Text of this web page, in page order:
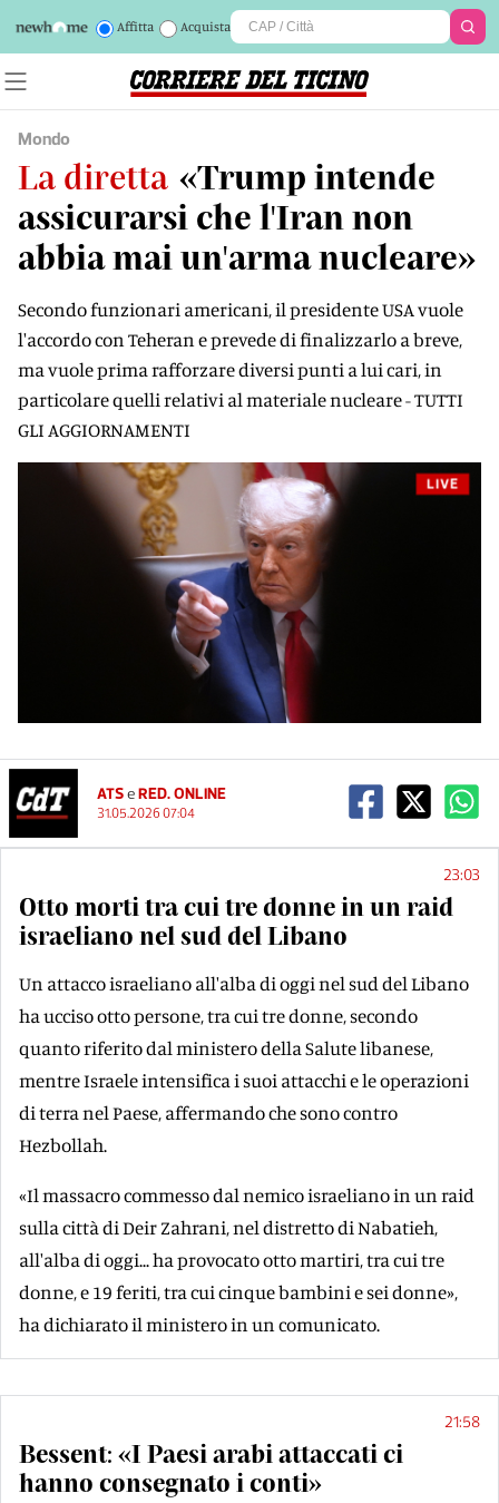
Affitta Acquista
Mondo
La diretta «Trump intende
assicurarsi che l'Iran non
abbia mai un'arma nucleare»
Secondo funzionari americani, il presidente USA vuole
l'accordo con Teheran e prevede di finalizzarlo a breve,
ma vuole prima rafforzare diversi punti a lui cari, in
particolare quelli relativi al materiale nucleare - TUTTI
GLI AGGIORNAMENTI
LIVE
ATSeRED. ONLINE
31.05.2026 07:04
23:03
Otto morti tra cui tre donne in un raid
israeliano nel sud del Libano
Un attacco israeliano all'alba di oggi nel sud del Libano
ha ucciso otto persone, tra cui tre donne, secondo
quanto riferito dal ministero della Salute libanese,
mentre Israele intensifica i suoi attacchi e le operazioni
di terra nel Paese, affermando che sono contro
Hezbollah.
«Il massacro commesso dal nemico israeliano in un raid
sulla città di Deir Zahrani, nel distretto di Nabatieh,
all'alba di oggi... ha provocato otto martiri, tra cui tre
donne, e 19 feriti, tra cui cinque bambini e sei donne»,
ha dichiarato il ministero in un comunicato.
21:58
Bessent: «I Paesi arabi attaccati ci
hanno consegnato i conti»